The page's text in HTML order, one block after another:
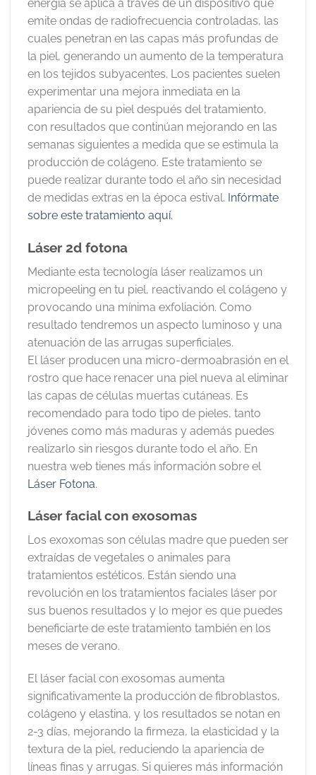
energía se aplica a través de un dispositivo que
emite ondas de radiofrecuencia controladas, las
cuales penetran en las capas más profundas de
la piel, generando un aumento de la temperatura
en los tejidos subyacentes. Los pacientes suelen
experimentar una mejora inmediata en la
apariencia de su piel después del tratamiento,
con resultados que continúan mejorando en las
semanas siguientes a medida que se estimula la
producción de colágeno. Este tratamiento se
puede realizar durante todo el año sin necesidad
de medidas extras en la época estival. Infórmate
sobre este tratamiento aquí.
Láser 2d fotona
Mediante esta tecnología láser realizamos un
micropeeling en tu piel, reactivando el colágeno y
provocando una mínima exfoliación. Como
resultado tendremos un aspecto luminoso y una
atenuación de las arrugas superficiales.
El láser producen una micro-dermoabrasión en el
rostro que hace renacer una piel nueva al eliminar
las capas de células muertas cutáneas. Es
recomendado para todo tipo de pieles, tanto
jóvenes como más maduras y además puedes
realizarlo sin riesgos durante todo el año. En
nuestra web tienes más información sobre el
Láser Fotona.
Láser facial con exosomas
Los exoxomas son células madre que pueden ser
extraídas de vegetales o animales para
tratamientos estéticos. Están siendo una
revolución en los tratamientos faciales láser por
sus buenos resultados y lo mejor es que puedes
beneficiarte de este tratamiento también en los
meses de verano.
El láser facial con exosomas aumenta
significativamente la producción de fibroblastos,
colágeno y elastina, y los resultados se notan en
2-3 días, mejorando la firmeza, la elasticidad y la
textura de la piel, reduciendo la apariencia de
líneas finas y arrugas. Si quieres más información